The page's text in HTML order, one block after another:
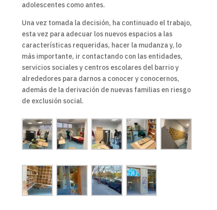
adolescentes como antes.
Una vez tomada la decisión, ha continuado el trabajo,
esta vez para adecuar los nuevos espacios a las
características requeridas, hacer la mudanza y, lo
más importante, ir contactando con las entidades,
servicios sociales y centros escolares del barrio y
alrededores para darnos a conocer y conocernos,
además de la derivación de nuevas familias en riesgo
de exclusión social.